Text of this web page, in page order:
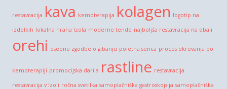
restavracija kava kemoterapija kolagen logotip na
izdelkih lokalna hrana Izola moderne tende najboljša restavracija na obali
orehi osebne zgodbe o gibanju poletna senca proces okrevanja po
kemoterapiji promocijska darila rastline restavracija
restavracija v Izoli ročna svetilka samoplačniška gastroskopija samoplačniška